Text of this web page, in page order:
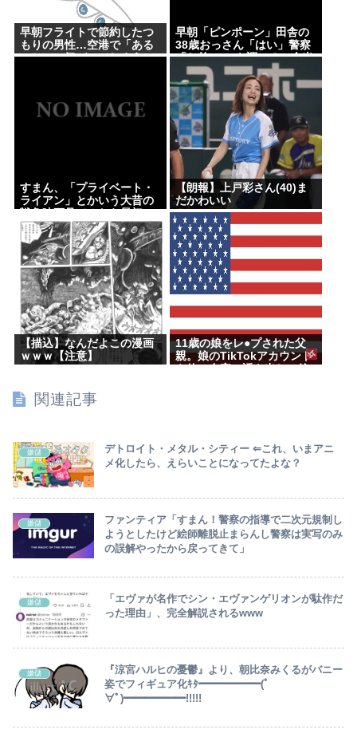
早朝フライトで節約したつ
もりの男性…空港で「ある
こと」に気づいてしまう
早朝「ピンポーン」田舎の
38歳おっさん「はい」警察
「お前のPCを調べる」全米
行方不明・被児童搾取セン
ターからの通報により児
ホ゜画像を発見、逮捕
すまん、「プライベート・
ライアン」とかいう大昔の
30分で地獄なんだが…これ
ずっと続く感じ？
【朗報】上戸彩さん(40)ま
だかわいい
【描込】なんだよこの漫画
ｗｗｗ【注意】
11歳の娘をレ●プされた父
親。娘のTikTokアカウント
関連記事
嫌儲
デトロイト・メタル・シティー ⇐これ、いまアニ
メ化したら、えらいことになってたよな？
嫌儲
ファンティア「すまん！警察の指導で二次元規制し
ようとしたけど絵師離脱止まらんし警察は実写のみ
の誤解やったから戻ってきて」
嫌儲
「エヴァが名作でシン・エヴァンゲリオンが駄作だ
った理由」、完全解説されるwww
嫌儲
『涼宮ハルヒの憂鬱』より、朝比奈みくるがバニー
姿でフィギュア化ｷﾀ━━━━━━(ﾟ
∀ﾟ)━━━━━━!!!!!